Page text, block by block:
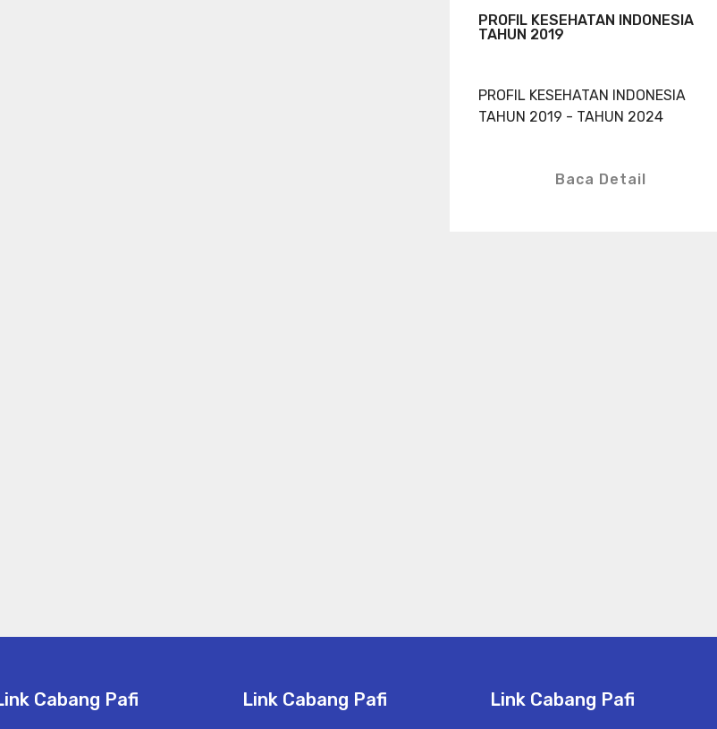
PROFIL KESEHATAN INDONESIA
TAHUN 2019
PROFIL KESEHATAN INDONESIA
TAHUN 2019 - TAHUN 2024
Baca Detail
Cabang Pafi Link Cabang Pafi Link Cabang Pafi